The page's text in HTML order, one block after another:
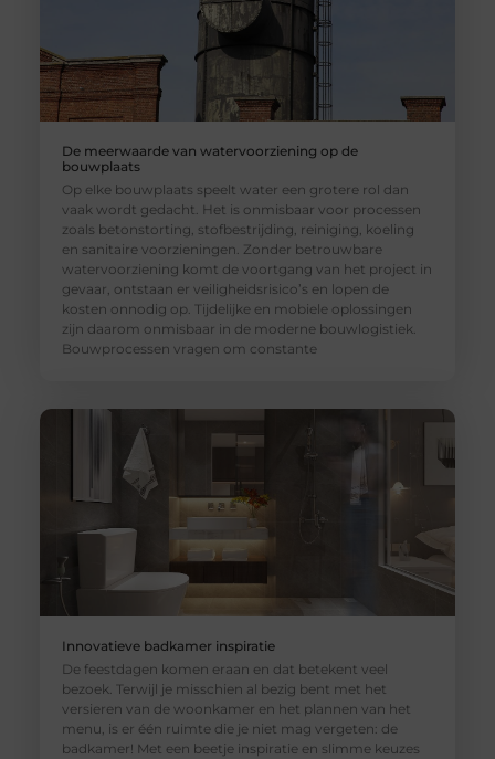
De meerwaarde van watervoorziening op de
bouwplaats
Op elke bouwplaats speelt water een grotere rol dan
vaak wordt gedacht. Het is onmisbaar voor processen
zoals betonstorting, stofbestrijding, reiniging, koeling
en sanitaire voorzieningen. Zonder betrouwbare
watervoorziening komt de voortgang van het project in
gevaar, ontstaan er veiligheidsrisico’s en lopen de
kosten onnodig op. Tijdelijke en mobiele oplossingen
zijn daarom onmisbaar in de moderne bouwlogistiek.
Bouwprocessen vragen om constante
Innovatieve badkamer inspiratie
De feestdagen komen eraan en dat betekent veel
bezoek. Terwijl je misschien al bezig bent met het
versieren van de woonkamer en het plannen van het
menu, is er één ruimte die je niet mag vergeten: de
badkamer! Met een beetje inspiratie en slimme keuzes